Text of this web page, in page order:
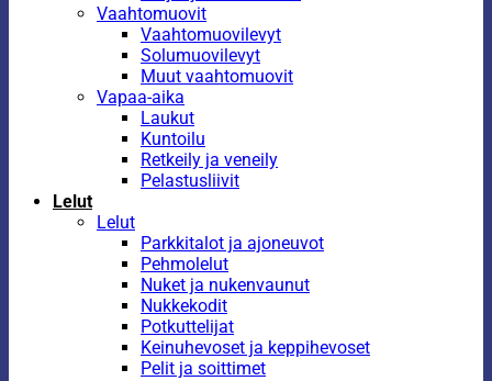
Vaahtomuovit
Vaahtomuovilevyt
Solumuovilevyt
Muut vaahtomuovit
Vapaa-aika
Laukut
Kuntoilu
Retkeily ja veneily
Pelastusliivit
Lelut
Lelut
Parkkitalot ja ajoneuvot
Pehmolelut
Nuket ja nukenvaunut
Nukkekodit
Potkuttelijat
Keinuhevoset ja keppihevoset
Pelit ja soittimet